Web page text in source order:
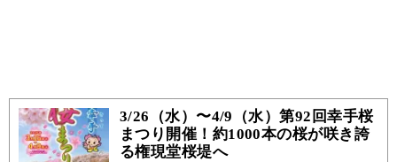
3/26（水）〜4/9（水）第92回幸手桜
まつり開催！約1000本の桜が咲き誇
る権現堂桜堤へ